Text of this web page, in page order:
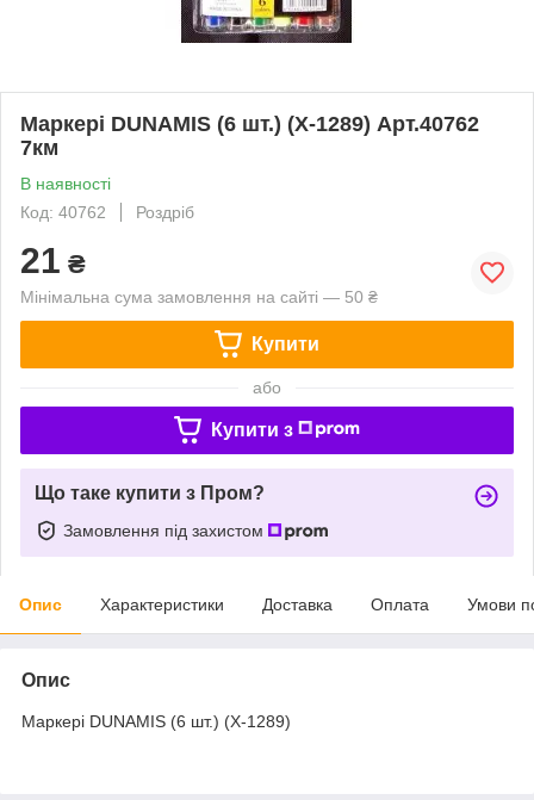
Маркері DUNAMIS (6 шт.) (X-1289) Арт.40762
7км
В наявності
Код: 40762
Роздріб
21 ₴
Мінімальна сума замовлення на сайті — 50 ₴
Купити
або
Купити з
Що таке купити з Пром?
Замовлення під захистом
Опис Характеристики Доставка Оплата Умови
Опис
Маркері DUNAMIS (6 шт.) (X-1289)